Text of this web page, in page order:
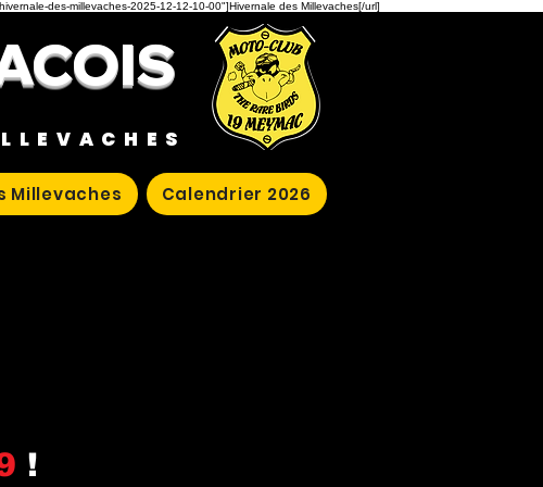
des-millevaches-2025-12-12-10-00"]Hivernale des Millevaches[/url]
Millevaches Calendrier 2026
!